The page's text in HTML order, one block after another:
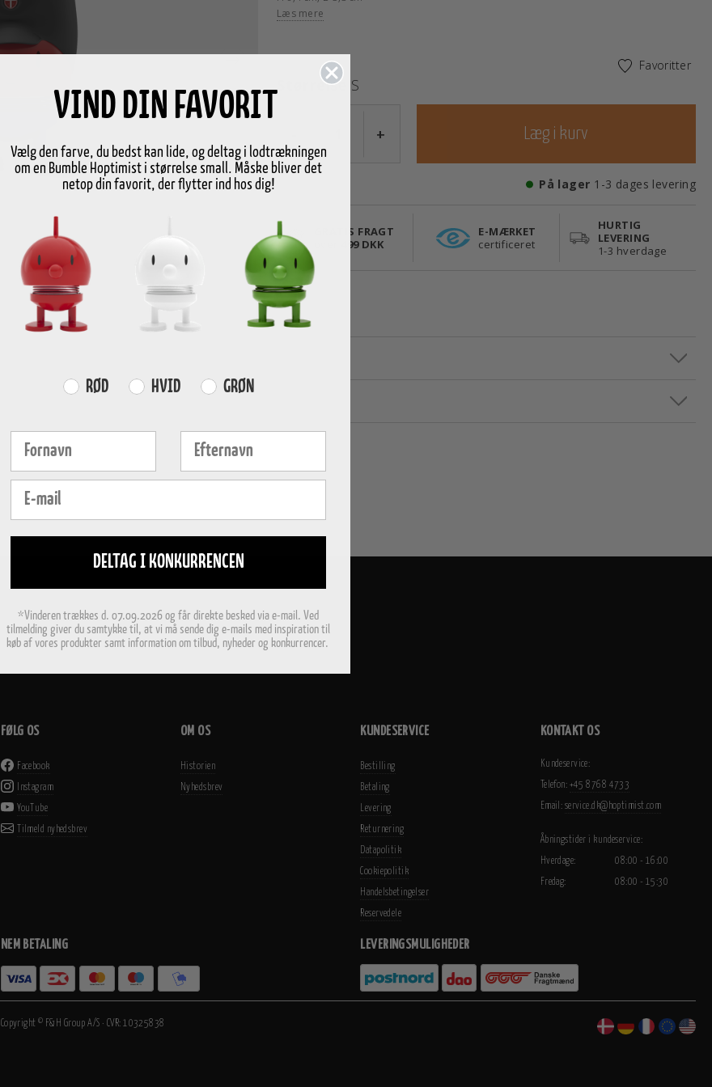
Læs mere
Favoritter
Størrelse S
+ Læg i kurv
På lager 1-3 dages levering
GRATIS FRAGT
499 DKK
E-MÆRKET
certificeret
HURTIG
LEVERING
1-3 hverdage
FØLG OS
Facebook
Instagram
YouTube
Tilmeld nyhedsbrev
OM OS
Historien
Nyhedsbrev
KUNDESERVICE
Bestilling
Betaling
Levering
Returnering
Datapolitik
Cookiepolitik
Handelsbetingelser
Reservedele
KONTAKT OS
Kundeservice:
Telefon: +45 8768 4733
Email: service.dk@hoptimist.com
Åbningstider i kundeservice:
Hverdage:
08:00 - 16:00
Fredag:
08:00 - 15:30
NEM BETALING LEVERINGSMULIGHEDER
Copyright © F&H Group A/S · CVR: 10325838
VIND DIN FAVORIT
Vælg den farve, du bedst kan lide, og deltag i lodtrækningen
om en Bumble Hoptimist i størrelse small. Måske bliver det
netop din favorit, der flytter ind hos dig!
Farvevalg
RØD HVID GRØN
Fornavn Efternavn
E-mail
DELTAG I KONKURRENCEN
*Vinderen trækkes d. 07.09.2026 og får direkte besked via e-mail. Ved
tilmelding giver du samtykke til, at vi må sende dig e-mails med inspiration til
køb af vores produkter samt information om tilbud, nyheder og konkurrencer.